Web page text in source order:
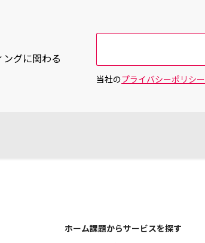
グに関わる
当社のプライバシーポリシー
ホーム課題からサービスを探す